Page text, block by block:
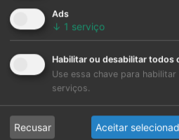
Grupo de
Ads
↓ 1 serviço
Habilitar ou desabilitar todos
Use essa chave para
serviços.
Recusar Aceitar